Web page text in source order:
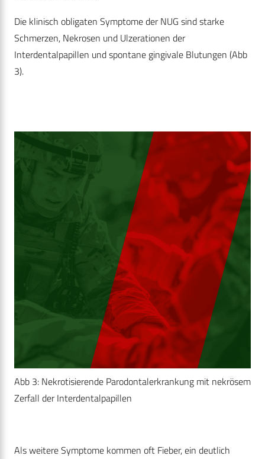
Die klinisch obligaten Symptome der NUG sind starke
Schmerzen, Nekrosen und Ulzerationen der
Interdentalpapillen und spontane gingivale Blutungen (Abb
3).
Abb 3: Nekrotisierende Parodontalerkrankung mit nekrösem
Zerfall der Interdentalpapillen
Als weitere Symptome kommen oft Fieber, ein deutlich